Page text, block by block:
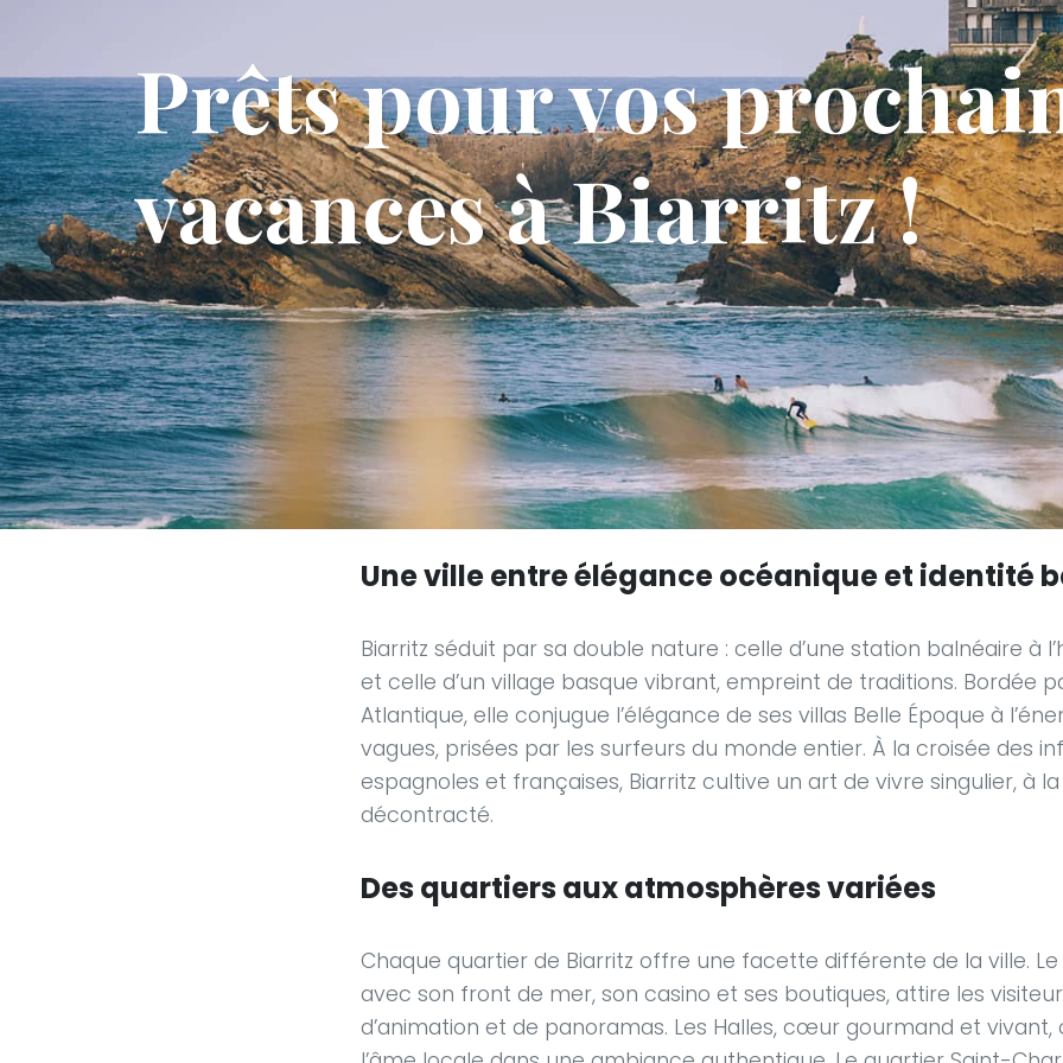
Prêts pour vos
vacances à Biarritz !
Une ville entre élégance océanique et identité
Biarritz séduit par sa double nature : celle d’une station balnéaire à
et celle d’un village basque vibrant, empreint de traditions. Bordée
Atlantique, elle conjugue l’élégance de ses villas Belle Époque à
vagues, prisées par les surfeurs du monde entier. À la croisée des
espagnoles et françaises, Biarritz cultive un art de vivre singulier, à
décontracté.
Des quartiers aux atmosphères variées
Chaque quartier de Biarritz offre une facette différente de la ville.
avec son front de mer, son casino et ses boutiques, attire les
d’animation et de panoramas. Les Halles, cœur gourmand et